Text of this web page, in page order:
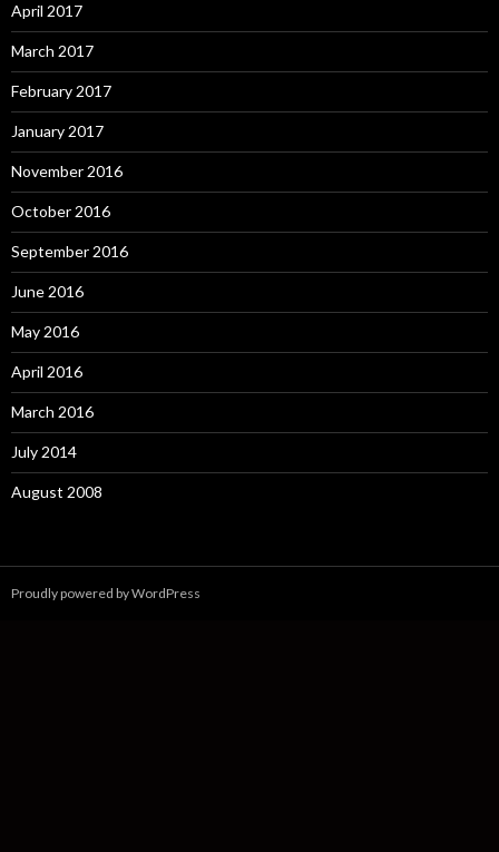
April 2017
March 2017
February 2017
January 2017
November 2016
October 2016
September 2016
June 2016
May 2016
April 2016
March 2016
July 2014
August 2008
Proudly powered by WordPress